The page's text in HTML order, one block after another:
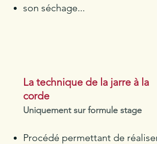
son séchage...
La technique de la jarre à la
corde
Uniquement sur formule stage
Procédé permettant de réaliser